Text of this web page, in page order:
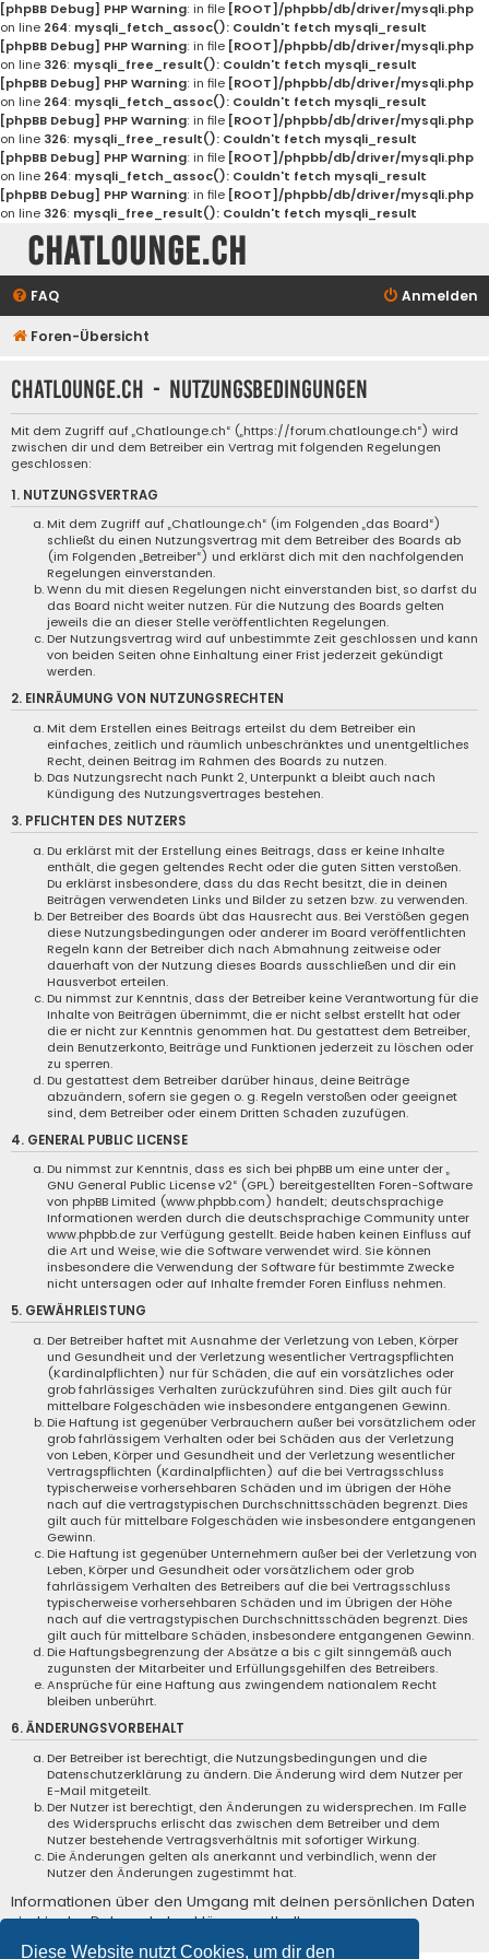
Diese Website nutzt Cookies, um dir den
[phpBB Debug] PHP Warning: in file [ROOT]/phpbb/db/driver/mysqli.php
on line 264: mysqli_fetch_assoc(): Couldn't fetch mysqli_result
[phpBB Debug] PHP Warning: in file [ROOT]/phpbb/db/driver/mysqli.php
on line 326: mysqli_free_result(): Couldn't fetch mysqli_result
[phpBB Debug] PHP Warning: in file [ROOT]/phpbb/db/driver/mysqli.php
on line 264: mysqli_fetch_assoc(): Couldn't fetch mysqli_result
[phpBB Debug] PHP Warning: in file [ROOT]/phpbb/db/driver/mysqli.php
on line 326: mysqli_free_result(): Couldn't fetch mysqli_result
[phpBB Debug] PHP Warning: in file [ROOT]/phpbb/db/driver/mysqli.php
on line 264: mysqli_fetch_assoc(): Couldn't fetch mysqli_result
[phpBB Debug] PHP Warning: in file [ROOT]/phpbb/db/driver/mysqli.php
on line 326: mysqli_free_result(): Couldn't fetch mysqli_result
Chatlounge.ch
FAQ Anmelden
Foren-Übersicht
Chatlounge.ch - Nutzungsbedingungen
Mit dem Zugriff auf „Chatlounge.ch“ („https://forum.chatlounge.ch“) wird
zwischen dir und dem Betreiber ein Vertrag mit folgenden Regelungen
geschlossen:
1. NUTZUNGSVERTRAG
Mit dem Zugriff auf „Chatlounge.ch“ (im Folgenden „das Board“)
schließt du einen Nutzungsvertrag mit dem Betreiber des Boards ab
(im Folgenden „Betreiber“) und erklärst dich mit den nachfolgenden
Regelungen einverstanden.
Wenn du mit diesen Regelungen nicht einverstanden bist, so darfst du
das Board nicht weiter nutzen. Für die Nutzung des Boards gelten
jeweils die an dieser Stelle veröffentlichten Regelungen.
Der Nutzungsvertrag wird auf unbestimmte Zeit geschlossen und kann
von beiden Seiten ohne Einhaltung einer Frist jederzeit gekündigt
werden.
2. EINRÄUMUNG VON NUTZUNGSRECHTEN
Mit dem Erstellen eines Beitrags erteilst du dem Betreiber ein
einfaches, zeitlich und räumlich unbeschränktes und unentgeltliches
Recht, deinen Beitrag im Rahmen des Boards zu nutzen.
Das Nutzungsrecht nach Punkt 2, Unterpunkt a bleibt auch nach
Kündigung des Nutzungsvertrages bestehen.
3. PFLICHTEN DES NUTZERS
Du erklärst mit der Erstellung eines Beitrags, dass er keine Inhalte
enthält, die gegen geltendes Recht oder die guten Sitten verstoßen.
Du erklärst insbesondere, dass du das Recht besitzt, die in deinen
Beiträgen verwendeten Links und Bilder zu setzen bzw. zu verwenden.
Der Betreiber des Boards übt das Hausrecht aus. Bei Verstößen gegen
diese Nutzungsbedingungen oder anderer im Board veröffentlichten
Regeln kann der Betreiber dich nach Abmahnung zeitweise oder
dauerhaft von der Nutzung dieses Boards ausschließen und dir ein
Hausverbot erteilen.
Du nimmst zur Kenntnis, dass der Betreiber keine Verantwortung für die
Inhalte von Beiträgen übernimmt, die er nicht selbst erstellt hat oder
die er nicht zur Kenntnis genommen hat. Du gestattest dem Betreiber,
dein Benutzerkonto, Beiträge und Funktionen jederzeit zu löschen oder
zu sperren.
Du gestattest dem Betreiber darüber hinaus, deine Beiträge
abzuändern, sofern sie gegen o. g. Regeln verstoßen oder geeignet
sind, dem Betreiber oder einem Dritten Schaden zuzufügen.
4. GENERAL PUBLIC LICENSE
Du nimmst zur Kenntnis, dass es sich bei phpBB um eine unter der „
GNU General Public License v2“ (GPL) bereitgestellten Foren-Software
von phpBB Limited (www.phpbb.com) handelt; deutschsprachige
Informationen werden durch die deutschsprachige Community unter
www.phpbb.de zur Verfügung gestellt. Beide haben keinen Einfluss auf
die Art und Weise, wie die Software verwendet wird. Sie können
insbesondere die Verwendung der Software für bestimmte Zwecke
nicht untersagen oder auf Inhalte fremder Foren Einfluss nehmen.
5. GEWÄHRLEISTUNG
Der Betreiber haftet mit Ausnahme der Verletzung von Leben, Körper
und Gesundheit und der Verletzung wesentlicher Vertragspflichten
(Kardinalpflichten) nur für Schäden, die auf ein vorsätzliches oder
grob fahrlässiges Verhalten zurückzuführen sind. Dies gilt auch für
mittelbare Folgeschäden wie insbesondere entgangenen Gewinn.
Die Haftung ist gegenüber Verbrauchern außer bei vorsätzlichem oder
grob fahrlässigem Verhalten oder bei Schäden aus der Verletzung
von Leben, Körper und Gesundheit und der Verletzung wesentlicher
Vertragspflichten (Kardinalpflichten) auf die bei Vertragsschluss
typischerweise vorhersehbaren Schäden und im übrigen der Höhe
nach auf die vertragstypischen Durchschnittsschäden begrenzt. Dies
gilt auch für mittelbare Folgeschäden wie insbesondere entgangenen
Gewinn.
Die Haftung ist gegenüber Unternehmern außer bei der Verletzung von
Leben, Körper und Gesundheit oder vorsätzlichem oder grob
fahrlässigem Verhalten des Betreibers auf die bei Vertragsschluss
typischerweise vorhersehbaren Schäden und im Übrigen der Höhe
nach auf die vertragstypischen Durchschnittsschäden begrenzt. Dies
gilt auch für mittelbare Schäden, insbesondere entgangenen Gewinn.
Die Haftungsbegrenzung der Absätze a bis c gilt sinngemäß auch
zugunsten der Mitarbeiter und Erfüllungsgehilfen des Betreibers.
Ansprüche für eine Haftung aus zwingendem nationalem Recht
bleiben unberührt.
6. ÄNDERUNGSVORBEHALT
Der Betreiber ist berechtigt, die Nutzungsbedingungen und die
Datenschutzerklärung zu ändern. Die Änderung wird dem Nutzer per
E-Mail mitgeteilt.
Der Nutzer ist berechtigt, den Änderungen zu widersprechen. Im Falle
des Widerspruchs erlischt das zwischen dem Betreiber und dem
Nutzer bestehende Vertragsverhältnis mit sofortiger Wirkung.
Die Änderungen gelten als anerkannt und verbindlich, wenn der
Nutzer den Änderungen zugestimmt hat.
Informationen über den Umgang mit deinen persönlichen Daten
sind in der Datenschutzerklärung enthalten.